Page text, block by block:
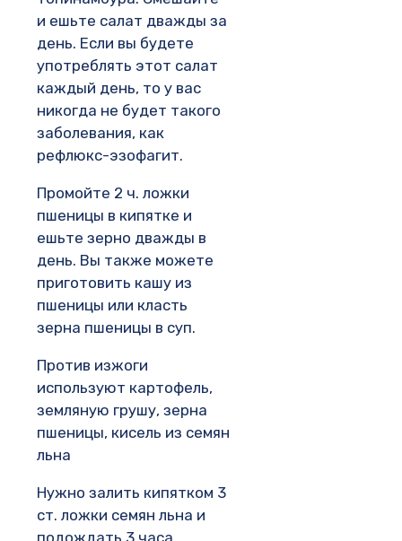
и ешьте салат дважды за
день. Если вы будете
употреблять этот салат
каждый день, то у вас
никогда не будет такого
заболевания, как
рефлюкс-эзофагит.
Промойте 2 ч. ложки
пшеницы в кипятке и
ешьте зерно дважды в
день. Вы также можете
приготовить кашу из
пшеницы или класть
зерна пшеницы в суп.
Против изжоги
используют картофель,
земляную грушу, зерна
пшеницы, кисель из семян
льна
Нужно залить кипятком 3
ст. ложки семян льна и
подождать 3 часа,